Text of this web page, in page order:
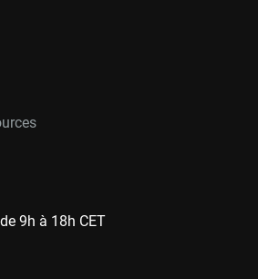
9h à 18h CET